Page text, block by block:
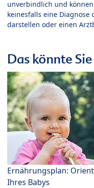
unverbindlich und
keinesfalls eine
darstellen oder einen
Das könnte
Ernährungsplan:
Ihres Babys